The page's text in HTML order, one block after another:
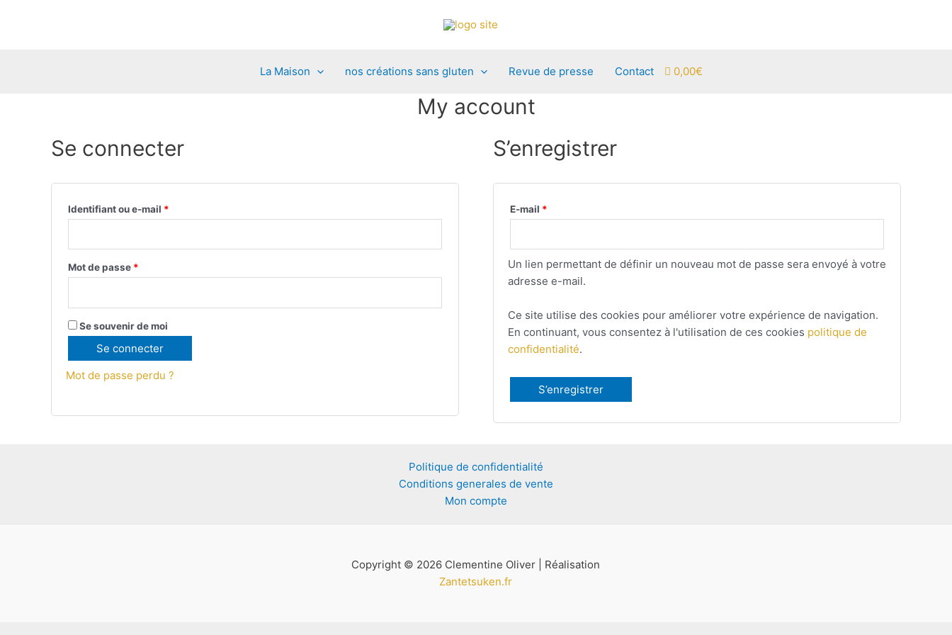
La Maison nos créations sans gluten Revue de presse Contact 0,00€
My account
Se connecter
Identifiant ou e-mail *
Mot de passe *
Se souvenir de moi
Se connecter
Mot de passe perdu ?
S’enregistrer
E-mail *
Un lien permettant de définir un nouveau mot de passe sera envoyé à votre
adresse e-mail.
Ce site utilise des cookies pour améliorer votre expérience de navigation.
En continuant, vous consentez à l'utilisation de ces cookies politique de
confidentialité.
S’enregistrer
Politique de confidentialité
Conditions generales de vente
Mon compte
Copyright © 2026 Clementine Oliver | Réalisation
Zantetsuken.fr